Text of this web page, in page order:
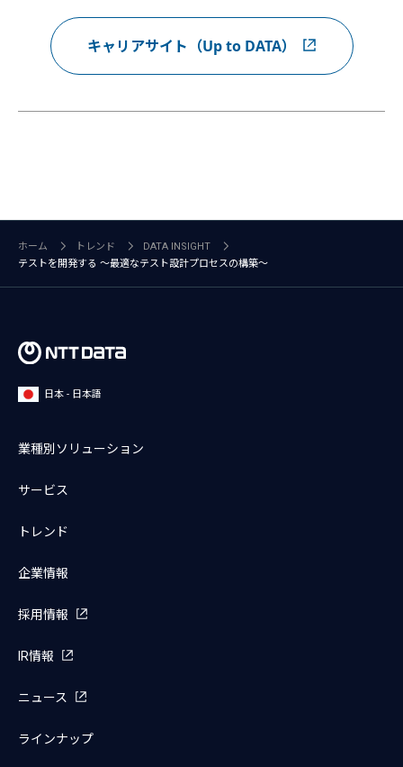
キャリアサイト（Up to DATA）
ホーム トレンド
DATA INSIGHT
テストを開発する ～最適なテスト設計プロセスの構築～
日本 - 日本語
業種別ソリューション
サービス
トレンド
企業情報
採用情報
IR情報
ニュース
ラインナップ